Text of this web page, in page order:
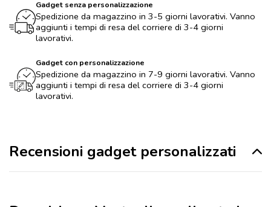
Gadget senza personalizzazione
Spedizione da magazzino in 3-5 giorni lavorativi. Vanno
aggiunti i tempi di resa del corriere di 3-4 giorni
lavorativi.
Gadget con personalizzazione
Spedizione da magazzino in 7-9 giorni lavorativi. Vanno
aggiunti i tempi di resa del corriere di 3-4 giorni
lavorativi.
Recensioni gadget personalizzati